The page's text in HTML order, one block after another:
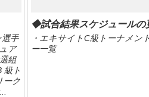
手
ア
組
級ト
ーク
◆試合結果スケジュールの
・エキサイトC級トーナメ
ー一覧